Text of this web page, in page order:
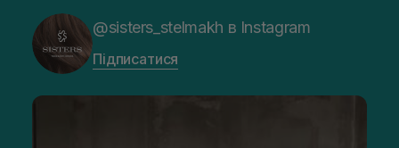
@sisters_stelmakh в Instagram
Підписатися